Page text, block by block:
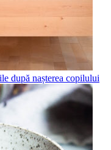
după nașterea copilului